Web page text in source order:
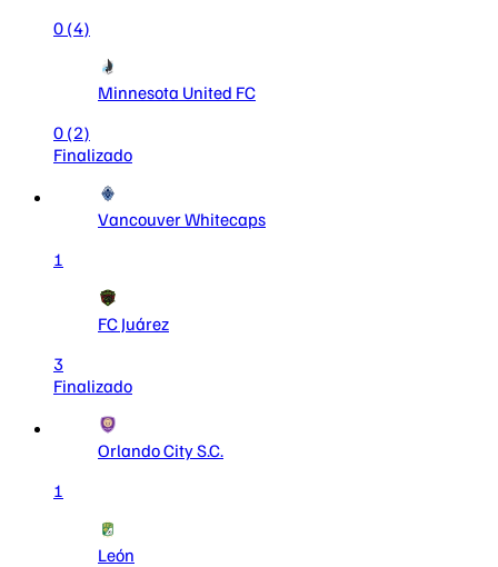
0 (4)
Minnesota United FC
0 (2)
Finalizado
Vancouver Whitecaps
1
FC Juárez
3
Finalizado
Orlando City S.C.
1
León